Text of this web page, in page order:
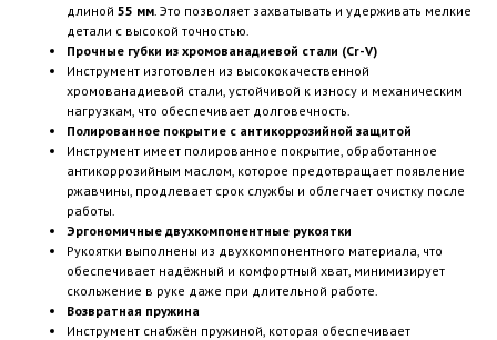
длиной 55 мм. Это позволяет захватывать и удерживать мелкие
детали с высокой точностью.
Прочные губки из хромованадиевой стали (Cr-V)
Инструмент изготовлен из высококачественной
хромованадиевой стали, устойчивой к износу и механическим
нагрузкам, что обеспечивает долговечность.
Полированное покрытие с антикоррозийной защитой
Инструмент имеет полированное покрытие, обработанное
антикоррозийным маслом, которое предотвращает появление
ржавчины, продлевает срок службы и облегчает очистку после
работы.
Эргономичные двухкомпонентные рукоятки
Рукоятки выполнены из двухкомпонентного материала, что
обеспечивает надёжный и комфортный хват, минимизирует
скольжение в руке даже при длительной работе.
Возвратная пружина
Инструмент снабжён пружиной, которая обеспечивает